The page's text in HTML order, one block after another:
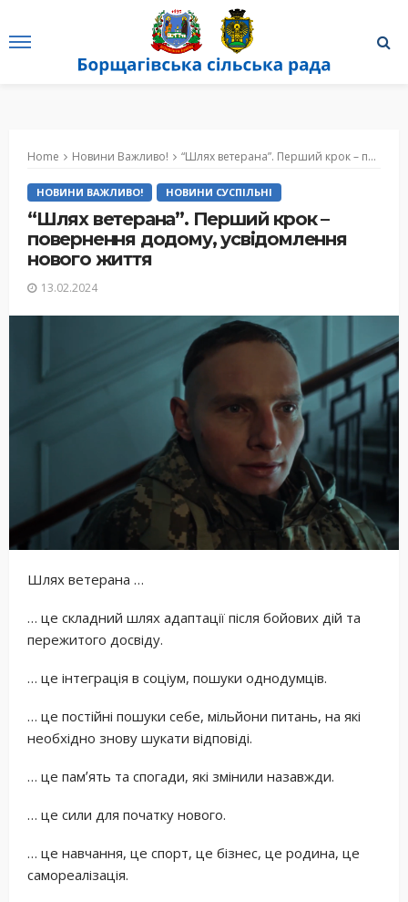
Home Новини Важливо! “Шлях ветерана”. Перший крок – повернення додому, усвідомлення нового життя
НОВИНИ ВАЖЛИВО! НОВИНИ СУСПІЛЬНІ
“Шлях ветерана”. Перший крок –
повернення додому, усвідомлення
нового життя
13.02.2024
Шлях ветерана …
… це складний шлях адаптації після бойових дій та
пережитого досвіду.
… це інтеграція в соціум, пошуки однодумців.
… це постійні пошуки себе, мільйони питань, на які
необхідно знову шукати відповіді.
… це памʼять та спогади, які змінили назавжди.
… це сили для початку нового.
… це навчання, це спорт, це бізнес, це родина, це
самореалізація.